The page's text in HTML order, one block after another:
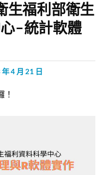
生福利部衛生
-統計軟體
4 月 21 日